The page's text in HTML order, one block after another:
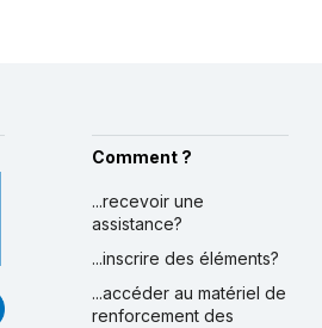
Comment ?
...recevoir une
assistance?
...inscrire des éléments?
...accéder au matériel de
renforcement des